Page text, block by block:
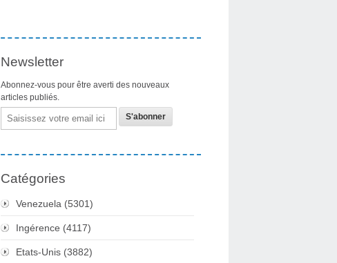
Newsletter
Abonnez-vous pour être averti des nouveaux
articles publiés.
Email
Catégories
Venezuela (5301)
Ingérence (4117)
Etats-Unis (3882)